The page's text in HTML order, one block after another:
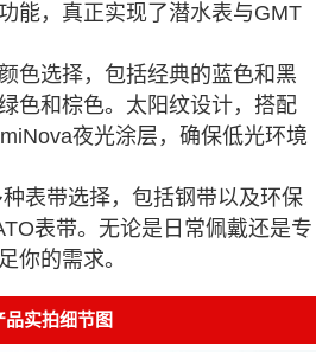
能，真正实现了潜水表与GMT
色选择，包括经典的蓝色和黑
色和棕色。太阳纹设计，搭配
夜光涂层，确保低光环境
表带选择，包括钢带以及环保
表带。无论是日常佩戴还是专
你的需求。
品实拍细节图